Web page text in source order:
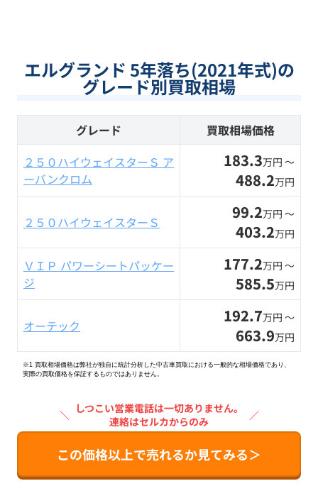
エルグランド 5年落ち(2021年式)の
グレード別買取相場
グレード
買取相場価格
２５０ハイウェイスターＳ ア
ーバンクロム
183.3万円 〜
488.2万円
２５０ハイウェイスターＳ 99.2万円 〜
403.2万円
ＶＩＰ パワーシートパッケー
ジ
177.2万円 〜
585.5万円
オーテック 192.7万円 〜
663.9万円
※1 買取相場価格は弊社が独自に統計分析した中古車買取における一般的な相場価格であり、
実際の買取価格を保証するものではありません。
＼ しつこい営業電話は一切ありません。
連絡はセルカからのみ
／
この価格以上で売れるか見てみる＞